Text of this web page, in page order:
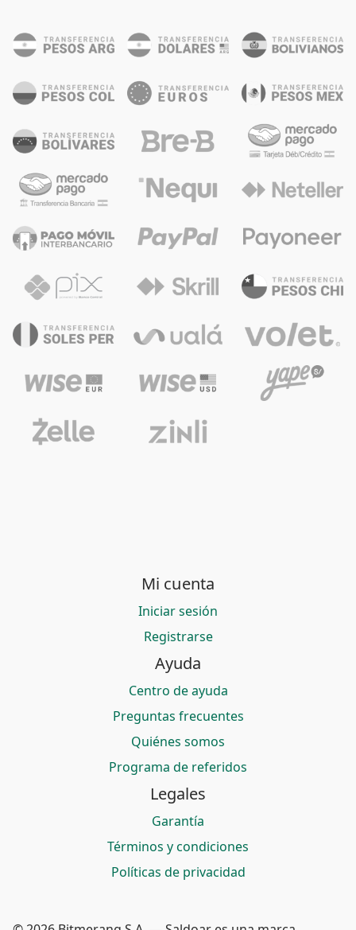
Mi cuenta
Iniciar sesión
Registrarse
Ayuda
Centro de ayuda
Preguntas frecuentes
Quiénes somos
Programa de referidos
Legales
Garantía
Términos y condiciones
Políticas de privacidad